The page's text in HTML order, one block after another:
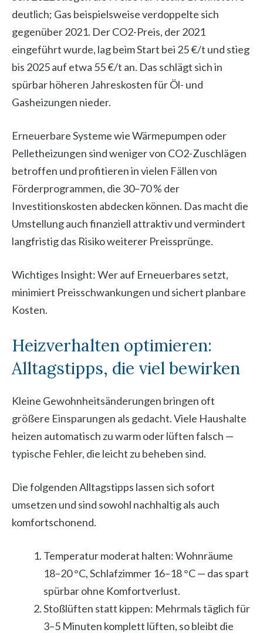
deutlich; Gas beispielsweise verdoppelte sich
gegenüber 2021. Der CO2-Preis, der 2021
eingeführt wurde, lag beim Start bei 25 €/t und stieg
bis 2025 auf etwa 55 €/t an. Das schlägt sich in
spürbar höheren Jahreskosten für Öl- und
Gasheizungen nieder.
Erneuerbare Systeme wie Wärmepumpen oder
Pelletheizungen sind weniger von CO2-Zuschlägen
betroffen und profitieren in vielen Fällen von
Förderprogrammen, die 30–70 % der
Investitionskosten abdecken können. Das macht die
Umstellung auch finanziell attraktiv und vermindert
langfristig das Risiko weiterer Preissprünge.
Wichtiges Insight: Wer auf Erneuerbares setzt,
minimiert Preisschwankungen und sichert planbare
Kosten.
Heizverhalten optimieren:
Alltagstipps, die viel bewirken
Kleine Gewohnheitsänderungen bringen oft
größere Einsparungen als gedacht. Viele Haushalte
heizen automatisch zu warm oder lüften falsch —
typische Fehler, die leicht zu beheben sind.
Die folgenden Alltagstipps lassen sich sofort
umsetzen und sind sowohl nachhaltig als auch
komfortschonend.
Temperatur moderat halten: Wohnräume
18–20 °C, Schlafzimmer 16–18 °C — das spart
spürbar ohne Komfortverlust.
Stoßlüften statt kippen: Mehrmals täglich für
3–5 Minuten komplett lüften, so bleibt die